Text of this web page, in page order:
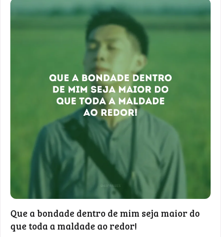
Que a bondade dentro de mim seja maior do
que toda a maldade ao redor!